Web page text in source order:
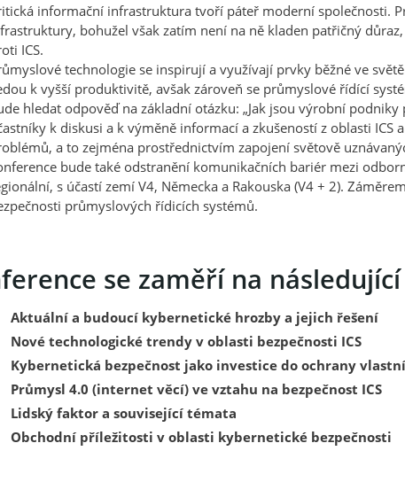
informační infrastruktura tvoří páteř moderní společnosti.
bohužel však zatím není na ně kladen patřičný
ICS.
technologie se inspirují a využívají prvky běžné ve
k vyšší produktivitě, avšak zároveň se průmyslové řídící
hledat odpověď na základní otázku: „Jak jsou výrobní
k diskusi a k výměně informací a zkušeností z oblasti
a to zejména prostřednictvím zapojení světově
bude také odstranění komunikačních bariér mezi
s účastí zemí V4, Německa a Rakouska (V4 + 2).
průmyslových řídicích systémů.
se zaměří na
Aktuální a budoucí kybernetické hrozby a jejich řešení
Nové technologické trendy v oblasti bezpečnosti ICS
Kybernetická bezpečnost ​​jako investice do ochrany
Průmysl 4.0 (internet věcí) ve vztahu na bezpečnost ICS
Lidský faktor a související témata
Obchodní příležitosti v oblasti kybernetické bezpečnosti